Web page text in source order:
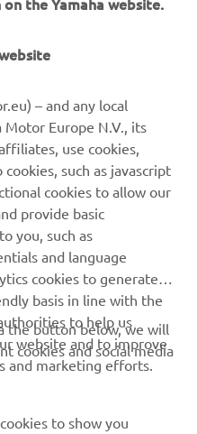
Yamaha Rally,
AICI
– and any local
Europe N.V., its
use cookies,
such as javascript
cookies to allow our
provide basic
you, such as
and language
cookies to generate
basis in line with the
to help us
website and to improve
and marketing efforts.
the button below, we will
cookies and social media
to show you